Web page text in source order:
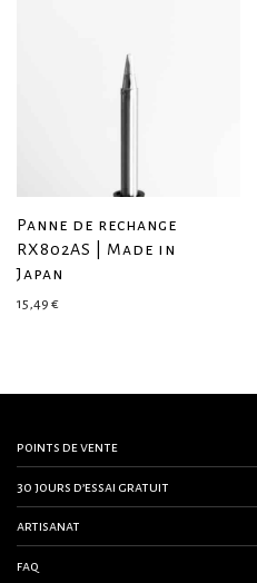
Panne de rechange
RX802AS | Made in
Japan
15,49 €
points de vente
30 jours d’essai gratuit
artisanat
faq